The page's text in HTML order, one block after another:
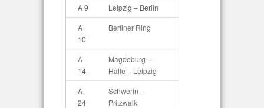
A 9
Leipzig – Berlin
A
10
Berliner Ring
A
14
Magdeburg –
Halle – Leipzig
A
24
Schwerin –
Pritzwalk